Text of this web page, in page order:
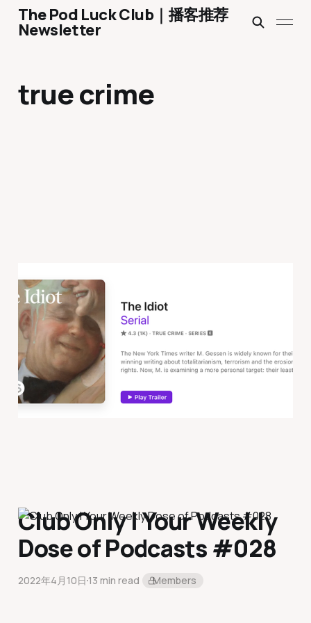
The Pod Luck Club｜播客推荐
Newsletter
true crime
Ep 1800 The Idiot
2026年4月17日3 min read Paid
Club Only | Your Weekly
Dose of Podcasts #028
2022年4月10日13 min read Members